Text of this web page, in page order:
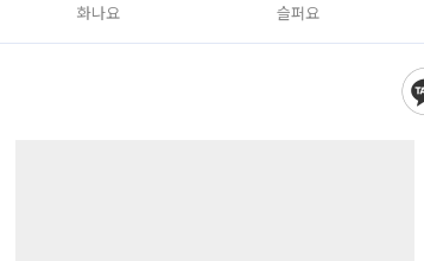
화나요 슬퍼요